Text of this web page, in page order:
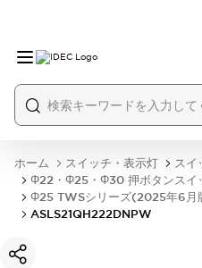
ホーム スイッチ・表示灯
スイ
Φ22・Φ25・Φ30 押ボタンスイ
Φ25 TWSシリーズ(2025年6月
ASLS21QH222DNPW